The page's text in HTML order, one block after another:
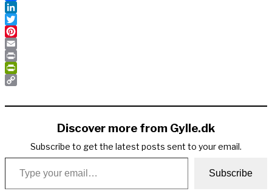
Facebook
LinkedIn
Twitter
Pinterest
Email
Print
PrintFriendly
Link
Discover more from Gylle.dk
Subscribe to get the latest posts sent to your email.
Type your email…
Subscribe